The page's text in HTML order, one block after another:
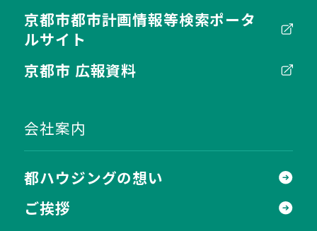
京都市都市計画情報等検索ポータ
ルサイト
京都市 広報資料
会社案内
都ハウジングの想い
ご挨拶